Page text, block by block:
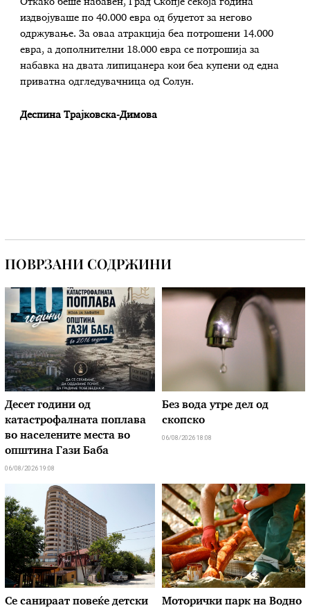
Откако беше набавен, Град Скопје секоја година
издвојуваше по 40.000 евра од буџетот за негово
одржување. За оваа атракција беа потрошени 14.000
евра, а дополнителни 18.000 евра се потрошија за
набавка на двата липицанера кои беа купени од една
приватна одгледувачница од Солун.
Деспина Трајковска-Димова
ПОВРЗАНИ СОДРЖИНИ
Десет години од
катастрофалната поплава
во населените места во
општина Гази Баба
06/08/2026 19:08
Без вода утре дел од
скопско
06/08/2026 18:08
Се санираат повеќе детски
Моторички парк на Водно